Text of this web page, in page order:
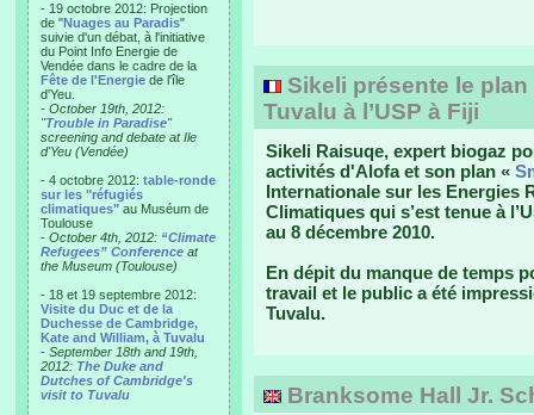
- 19 octobre 2012: Projection
de "Nuages au Paradis"
suivie d'un débat, à l'initiative
du Point Info Energie de
Vendée dans le cadre de la
Fête de l'Energie de l'île
d'Yeu.
- October 19th, 2012:
"Trouble in Paradise"
screening and debate at Ile
d'Yeu (Vendée)
- 4 octobre 2012: table-ronde
sur les "réfugiés
climatiques" au Muséum de
Toulouse
- October 4th, 2012: “Climate
Refugees” Conference at
the Museum (Toulouse)
- 18 et 19 septembre 2012:
Visite du Duc et de la
Duchesse de Cambridge,
Kate and William, à Tuvalu
- September 18th and 19th,
2012: The Duke and
Dutches of Cambridge's
visit to Tuvalu
Sikeli présente le
Tuvalu à l’USP à Fiji
Sikeli Raisuqe, expert biogaz
activités d'Alofa et son plan «
Internationale sur les Energies
Climatiques qui s’est tenue à
au 8 décembre 2010.
En dépit du manque de temps
travail et le public a été
Tuvalu.
Branksome Hall Jr.